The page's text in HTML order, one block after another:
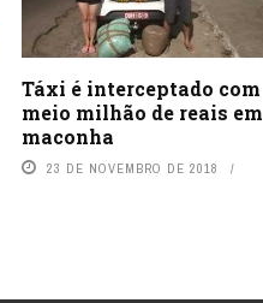
Táxi é interceptado com
meio milhão de reais em
maconha
23 DE NOVEMBRO DE 2018